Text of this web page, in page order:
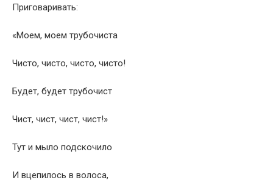
Приговаривать:
«Моем, моем трубочиста
Чисто, чисто, чисто, чисто!
Будет, будет трубочист
Чист, чист, чист, чист!»
Тут и мыло подскочило
И вцепилось в волоса,